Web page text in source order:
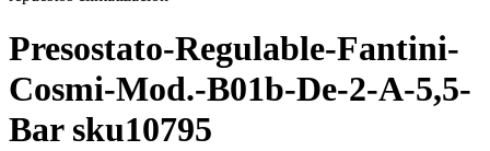
Presostato-Regulable-Fantini-
Cosmi-Mod.-B01b-De-2-A-5,5-
Bar sku10795